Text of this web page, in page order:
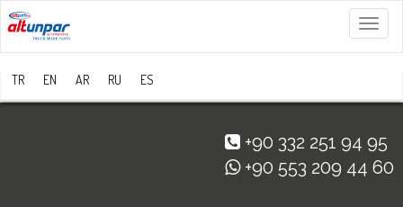
Menü
TR EN AR RU ES
+90 332 251 94 95
+90 553 209 44 60